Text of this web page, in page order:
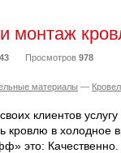
монтаж
Просмотров 978
материалы —
клиентов
кровлю в
это: Качественно.